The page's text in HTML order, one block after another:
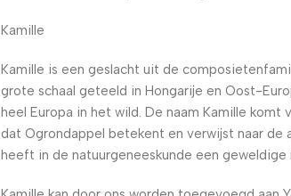
Kamille
Kamille is een geslacht uit de
grote schaal geteeld in Hongarije en Oost-
heel Europa in het wild. De naam Kamille komt
dat Ogrondappel betekent en verwijst naar de
heeft in de natuurgeneeskunde een geweldige